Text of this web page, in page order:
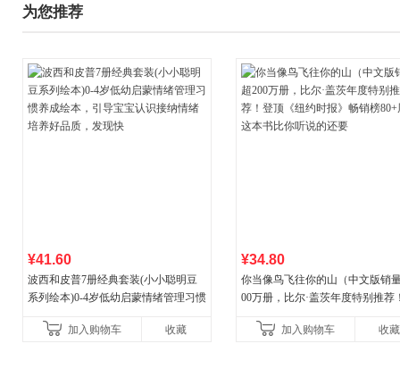
为您推荐
¥41.60
波西和皮普7册经典套装(小小聪明豆
系列绘本)0-4岁低幼启蒙情绪管理习惯
养好品质，发现快
加入购物车 收藏
¥34.80
你当像鸟飞往你的山（中文版销
00万册，比尔·盖茨年度特别推荐
比你听说的还要
加入购物车 收藏